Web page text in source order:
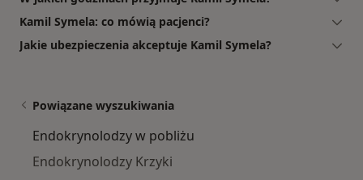
Kamil Symela: co mówią pacjenci?
Jakie ubezpieczenia akceptuje Kamil Symela?
Powiązane wyszukiwania
Endokrynolodzy w pobliżu
Endokrynolodzy Krzyki